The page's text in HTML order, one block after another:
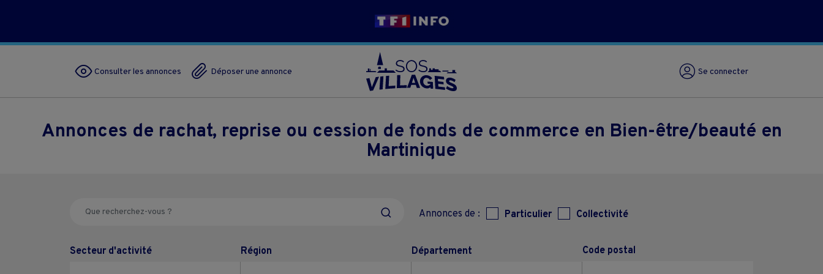
Consulter les annonces Déposer une annonce Se connecter
Annonces de rachat, reprise ou cession de fonds de commerce en Bien-être/beauté en
Martinique
Annonces de : Particulier Collectivité
Secteur d'activité Région Département Code postal